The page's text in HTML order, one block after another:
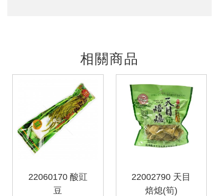
相關商品
22060170 酸豇
豆
22002790 天目
焙熄(筍)